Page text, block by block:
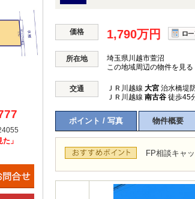
価格 1,790万円
所在地 埼玉県川越市萱沼
この地域周辺の物件を見る
交通 ＪＲ川越線 大宮 治水橋堤
ＪＲ川越線 南古谷 徒歩45
ポイント / 写真 物件概要
FP相談キャ
」